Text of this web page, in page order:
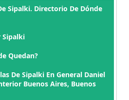
Sipalki. Directorio De Dónde
Sipalki
Quedan?
De Sipalki En General Daniel
Buenos Aires, Buenos